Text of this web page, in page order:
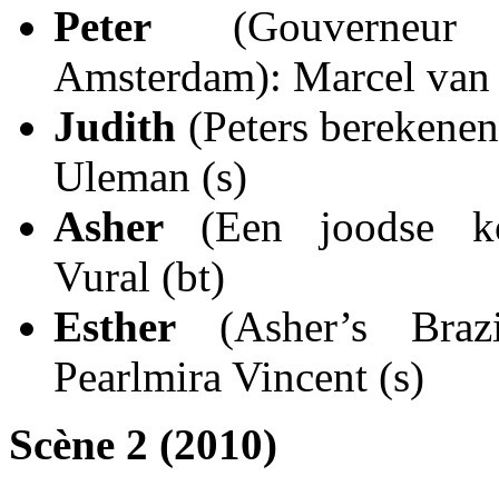
Peter
Amsterdam): Marcel
Judith (Peters
Uleman (s)
Asher (Een joodse
Vural (bt)
Esther (Asher’s
Pearlmira Vincent (s)
Scène 2 (2010)